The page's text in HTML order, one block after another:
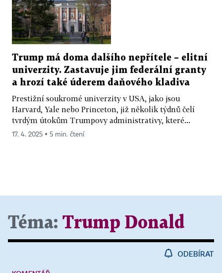
Trump má doma dalšího nepřítele – elitní
univerzity. Zastavuje jim federální granty
a hrozí také úderem daňového kladiva
Prestižní soukromé univerzity v USA, jako jsou
Harvard, Yale nebo Princeton, již několik týdnů čelí
tvrdým útokům Trumpovy administrativy, které...
17. 4. 2025 ▪ 5 min. čtení
Téma: Trump Donald
ODEBÍRAT